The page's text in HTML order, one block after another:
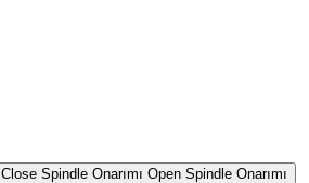
Close Spindle Onarımı Open Spindle Onarımı